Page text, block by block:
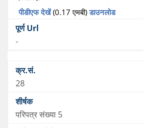
पीडीएफ देखें(0.17 एमबी)डाउनलोड
-
28
परिपत्र संख्या 5